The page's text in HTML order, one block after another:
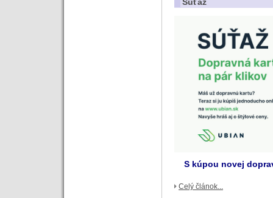
S kúpou novej
Celý článok...